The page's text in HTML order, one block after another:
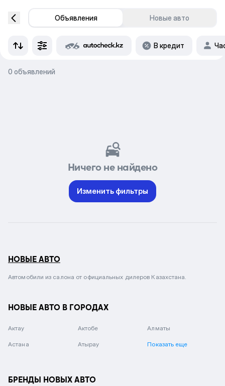
Объявления Новые авто
В кредит
0 объявлений
Ничего не найдено
Изменить фильтры
НОВЫЕ АВТО
Автомобили из салона от официальных дилеров Казахстана.
НОВЫЕ АВТО В ГОРОДАХ
Актау Актобе Алматы
Астана Атырау Показать еще
БРЕНДЫ НОВЫХ АВТО